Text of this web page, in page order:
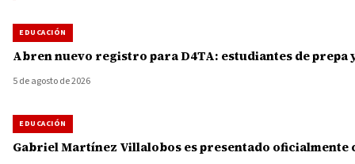
EDUCACIÓN
Abren nuevo registro para D4TA: estudiantes de
5 de agosto de 2026
EDUCACIÓN
Gabriel Martínez Villalobos es presentado